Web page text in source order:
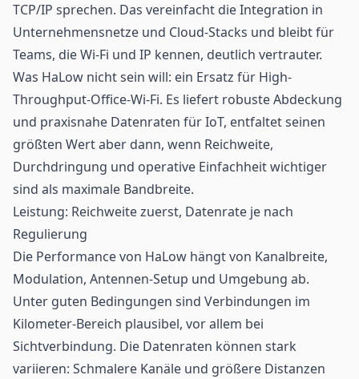
TCP/IP sprechen. Das vereinfacht die Integration in
Unternehmensnetze und Cloud-Stacks und bleibt für
Teams, die Wi-Fi und IP kennen, deutlich vertrauter.
Was HaLow nicht sein will: ein Ersatz für High-
Throughput-Office-Wi-Fi. Es liefert robuste Abdeckung
und praxisnahe Datenraten für IoT, entfaltet seinen
größten Wert aber dann, wenn Reichweite,
Durchdringung und operative Einfachheit wichtiger
sind als maximale Bandbreite.
Leistung: Reichweite zuerst, Datenrate je nach
Regulierung
Die Performance von HaLow hängt von Kanalbreite,
Modulation, Antennen-Setup und Umgebung ab.
Unter guten Bedingungen sind Verbindungen im
Kilometer-Bereich plausibel, vor allem bei
Sichtverbindung. Die Datenraten können stark
variieren: Schmalere Kanäle und größere Distanzen